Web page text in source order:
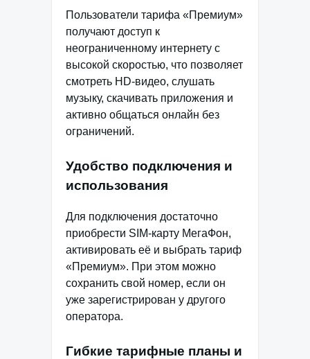
Пользователи тарифа «Премиум»
получают доступ к
неограниченному интернету с
высокой скоростью, что позволяет
смотреть HD-видео, слушать
музыку, скачивать приложения и
активно общаться онлайн без
ограничений.
Удобство подключения и
использования
Для подключения достаточно
приобрести SIM-карту МегаФон,
активировать её и выбрать тариф
«Премиум». При этом можно
сохранить свой номер, если он
уже зарегистрирован у другого
оператора.
Гибкие тарифные планы и